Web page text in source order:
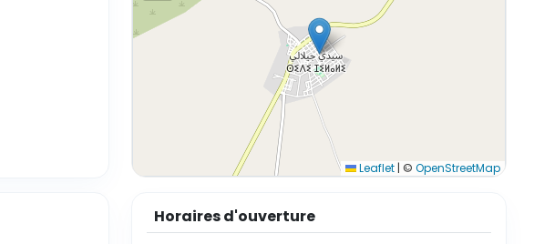
Leaflet | © OpenStreetMap
Horaires d'ouverture